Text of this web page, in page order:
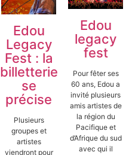
Edou
Legacy
Fest : la
billetterie
se
précise
Plusieurs
groupes et
artistes
viendront pour
Edou
legacy
fest
Pour fêter ses
60 ans, Edou a
invité plusieurs
amis artistes de
la région du
Pacifique et
d’Afrique du sud
avec qui il